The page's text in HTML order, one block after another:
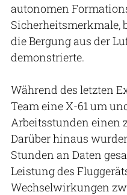
autonomen
Sicherheitsmerkmale,
die Bergung aus der
demonstrierte.
Während des letzten
Team eine X-61 um
Arbeitsstunden einen
Darüber hinaus
Stunden an Daten
Leistung des
Wechselwirkungen